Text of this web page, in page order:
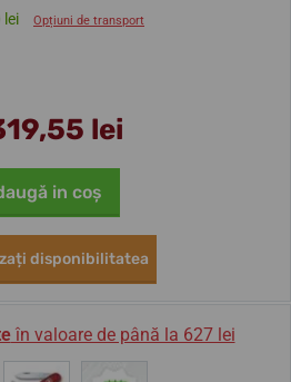
lei Opțiuni de transport
lei
in coş
disponibilitatea
în valoare de până la 627 lei